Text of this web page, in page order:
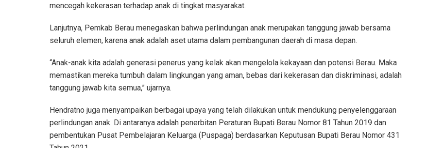
mencegah kekerasan terhadap anak di tingkat masyarakat.
Lanjutnya, Pemkab Berau menegaskan bahwa perlindungan anak merupakan tanggung jawab bersama
seluruh elemen, karena anak adalah aset utama dalam pembangunan daerah di masa depan.
“Anak-anak kita adalah generasi penerus yang kelak akan mengelola kekayaan dan potensi Berau. Maka
memastikan mereka tumbuh dalam lingkungan yang aman, bebas dari kekerasan dan diskriminasi, adalah
tanggung jawab kita semua,” ujarnya.
Hendratno juga menyampaikan berbagai upaya yang telah dilakukan untuk mendukung penyelenggaraan
perlindungan anak. Di antaranya adalah penerbitan Peraturan Bupati Berau Nomor 81 Tahun 2019 dan
pembentukan Pusat Pembelajaran Keluarga (Puspaga) berdasarkan Keputusan Bupati Berau Nomor 431